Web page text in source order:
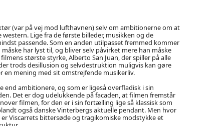
(var på vej mod lufthavnen) selv om ambitionerne om at
Lige fra de første billeder, musikken og de
passende. Som en anden utilpasset fremmed kommer
har lyst til, og bliver selv påvirket mere han måske
største styrke, Alberto San Juan, der spiller på alle
trods desillusion og selvdestruktion muligvis kan gøre
en mening med sit omstrejfende musikerliv.
ambitionere, og som er ligeså overfladisk i sin
Det er dog udelukkende på facaden, at filmen fremstår
filmen, for den er i sin fortælling lige så klassisk som
også danske Vinterbergs aktuelle pendant. Men hvor
Viscarrets bittersøde og tragikomiske modstykke et